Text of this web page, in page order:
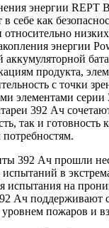
энергии REPT
себе как
энергии
аккумуляторной
продукта,
с точки
элементами
392 Ач
так и
392 Ач прошли
в
испытания на
Ач поддерживают
пожаров и